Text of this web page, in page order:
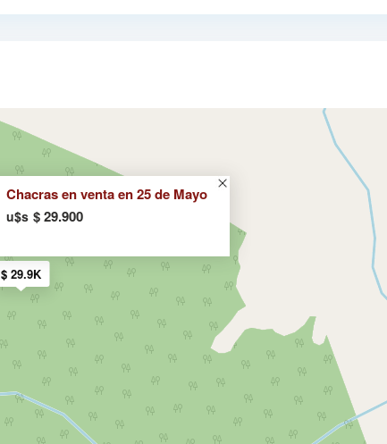
$ 29.9K
Chacras en venta en 25 de Mayo
u$s $ 29.900